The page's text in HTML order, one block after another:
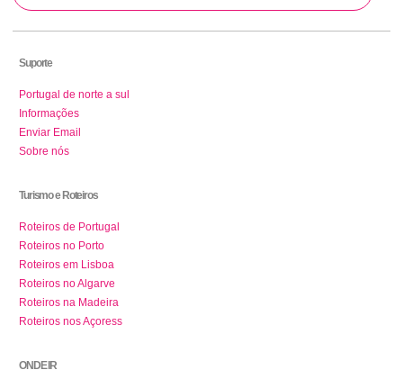
Suporte
Portugal de norte a sul
Informações
Enviar Email
Sobre nós
Turismo e Roteiros
Roteiros de Portugal
Roteiros no Porto
Roteiros em Lisboa
Roteiros no Algarve
Roteiros na Madeira
Roteiros nos Açoress
ONDE IR